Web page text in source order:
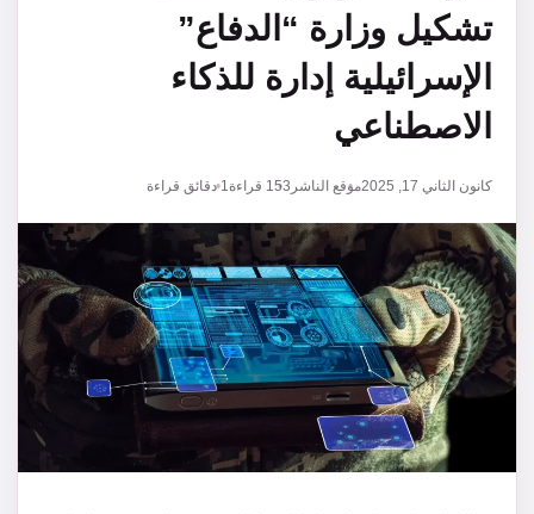
تشكيل وزارة “الدفاع”
الإسرائيلية إدارة للذكاء
الاصطناعي
كانون الثاني 17, 2025 موقع الناشر 153 قراءة1 دقائق قراءة